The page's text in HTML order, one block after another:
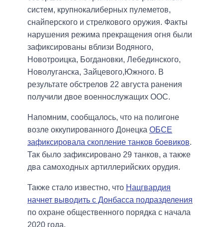
систем, крупнокалиберных пулеметов,
снайперского и стрелкового оружия. Факты
нарушения режима прекращения огня были
зафиксированы вблизи Водяного,
Новотроицка, Богдановки, Лебединского,
Новолуганска, Зайцевого,Южного. В
результате обстрелов 22 августа ранения
получили двое военнослужащих ООС.
Напомним, сообщалось, что на полигоне
возле оккупированного Донецка ОБСЕ
зафиксировала скопление танков боевиков.
Так было зафиксировано 29 танков, а также
два самоходных артиллерийских орудия.
Также стало известно, что Нацгвардия
начнет выводить с Донбасса подразделения
по охране общественного порядка с начала
2020 года.